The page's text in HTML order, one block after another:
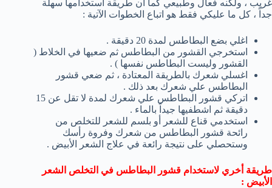
غريب ، ولكنه فعال وطبيعي كما أن طريقة استخدامها سهلة
جداً ، كل ما عليكي فقط هو اتباع الخطوات الآتية :
اغلي بضع البطاطس لمدة 20 دقيقة .
استخرجي القشور من البطاطس ثم ضعيها في الخلاط (
القشور وليست البطاطس نفسها ) .
اغسلي شعرك بالطريقة المعتادة ، ثم ضعي قشور
البطاطس علي شعرك بعد ذلك .
اتركي قشور البطاطس علي شعرك لمدة لا تقل عن 15
دقيقة ثم اشطفيها جيداً بالماء .
استخدمي قناع للشعر أو بلسم للشعر للتخلص من
رائحة قشور البطاطس من شعرك وفروة رأسك
وستحصلي على نتيجة رائعة في علاج الشعر الأبيض .
طريقة أخري لاستخدام قشور البطاطس في التخلص الشعر
الأبيض :